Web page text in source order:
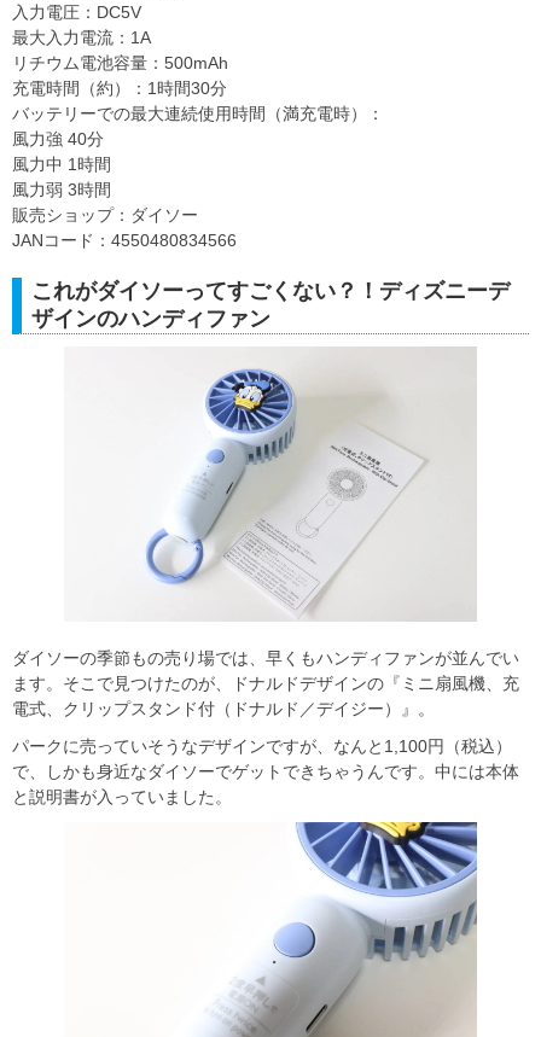
入力電圧：DC5V
最大入力電流：1A
リチウム電池容量：500mAh
充電時間（約）：1時間30分
バッテリーでの最大連続使用時間（満充電時）：
風力強 40分
風力中 1時間
風力弱 3時間
販売ショップ：ダイソー
JANコード：4550480834566
これがダイソーってすごくない？！ディズニーデ
ザインのハンディファン
ダイソーの季節もの売り場では、早くもハンディファンが並んでい
ます。そこで見つけたのが、ドナルドデザインの『ミニ扇風機、充
電式、クリップスタンド付（ドナルド／デイジー）』。
パークに売っていそうなデザインですが、なんと1,100円（税込）
で、しかも身近なダイソーでゲットできちゃうんです。中には本体
と説明書が入っていました。